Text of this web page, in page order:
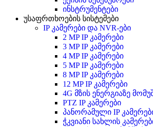
ინსტრუმენტები
უსაფრთხოების სისტემები
IP კამერები და NVR-ები
2 MP IP კამერები
3 MP IP კამერები
4 MP IP კამერები
5 MP IP კამერები
8 MP IP კამერები
12 MP IP კამერები
4G მზის ენერგიაზე
PTZ IP კამერები
პანორამული IP
ჭკვიანი სახლის